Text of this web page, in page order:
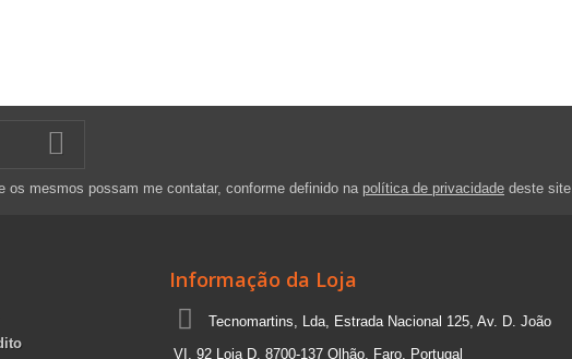
os mesmos possam me contatar, conforme definido na política de privacidade deste site.
Informação da Loja
Tecnomartins, Lda, Estrada Nacional 125, Av. D. João
VI, 92 Loja D, 8700-137 Olhão, Faro, Portugal